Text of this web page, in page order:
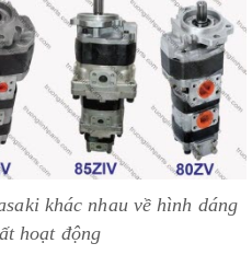
khác nhau về hình dáng
hoạt động